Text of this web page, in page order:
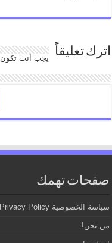
اترك تعليقاً يجب أنت تكون
صفحات تهمك
سياسة الخصوصية Privacy Policy
من نحن!